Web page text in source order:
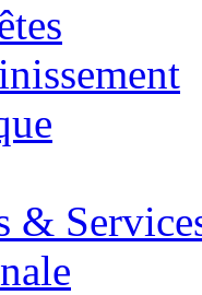
&